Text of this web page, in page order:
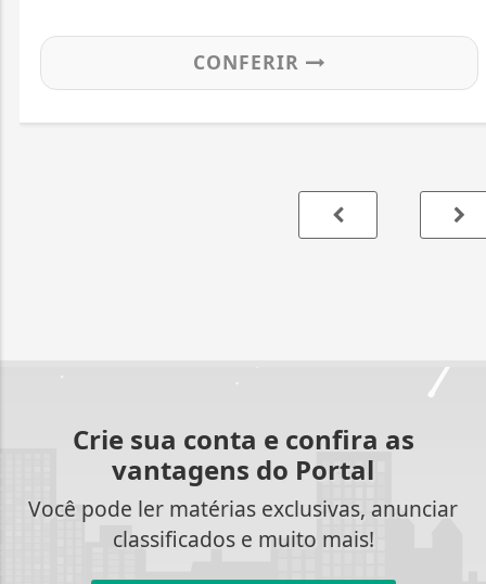
CONFERIR
Crie sua conta e confira as
vantagens do Portal
Você pode ler matérias exclusivas, anunciar
classificados e muito mais!